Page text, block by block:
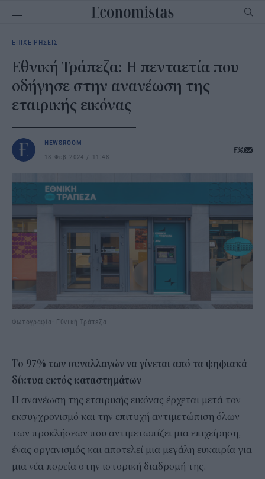
navigation
ΕΠΙΧΕΙΡΗΣΕΙΣ
Εθνική Τράπεζα: Η πενταετία που
οδήγησε στην ανανέωση της
εταιρικής εικόνας
NEWSROOM
18 Φεβ 2024
11:48
Φωτογραφία: Εθνική Τράπεζα
Tο 97% των συναλλαγών να γίνεται από τα ψηφιακά
δίκτυα εκτός καταστημάτων
Η ανανέωση της εταιρικής εικόνας έρχεται μετά τον
εκσυγχρονισμό και την επιτυχή αντιμετώπιση όλων
των προκλήσεων που αντιμετωπίζει μια επιχείρηση,
ένας οργανισμός και αποτελεί μια μεγάλη ευκαιρία για
μια νέα πορεία στην ιστορική διαδρομή της.